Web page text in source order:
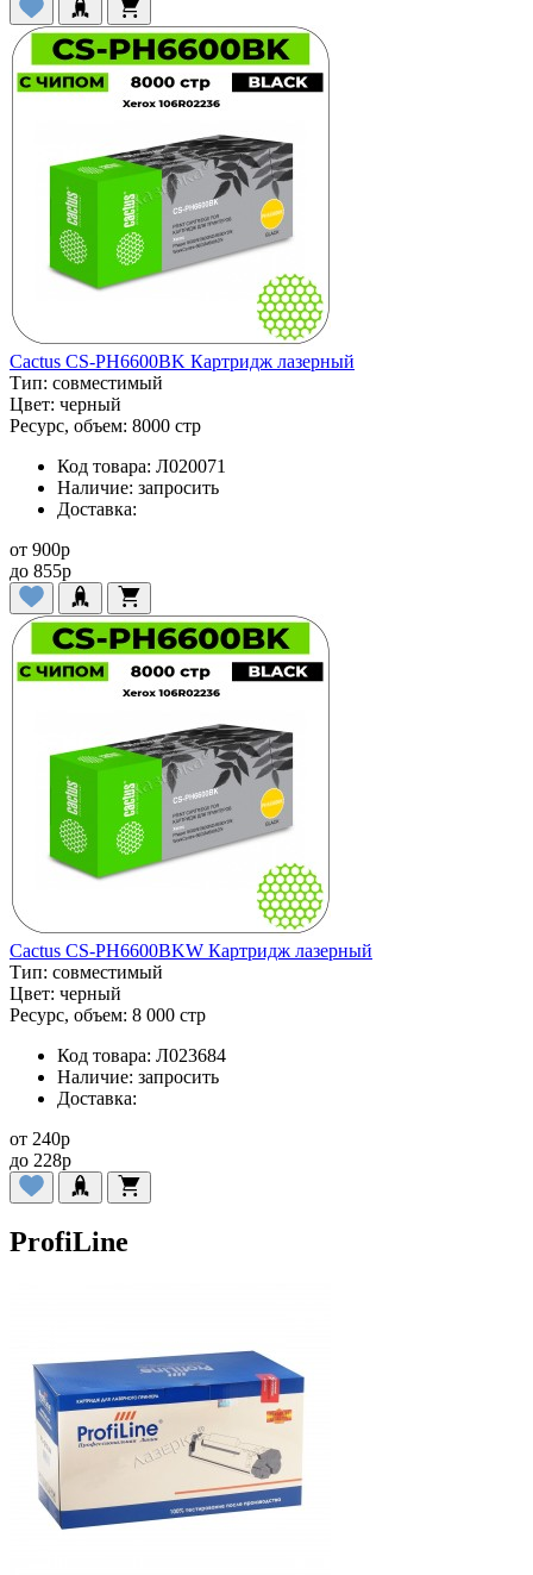
Cactus CS-PH6600BK Картридж лазерный
Тип: совместимый
Цвет: черный
Ресурс, объем: 8000 стр
Код товара: Л020071
Наличие: запросить
Доставка:
от 900p
до 855p
Cactus CS-PH6600BKW Картридж лазерный
Тип: совместимый
Цвет: черный
Ресурс, объем: 8 000 стр
Код товара: Л023684
Наличие: запросить
Доставка:
от 240p
до 228p
ProfiLine